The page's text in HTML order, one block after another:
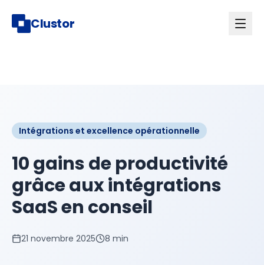
Clustor
Intégrations et excellence opérationnelle
10 gains de productivité
grâce aux intégrations
SaaS en conseil
21 novembre 2025 8 min